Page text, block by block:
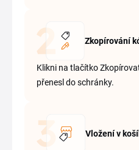
Zkopírování
Klikni na tlačítko
přenesl do schránky.
Vložení v